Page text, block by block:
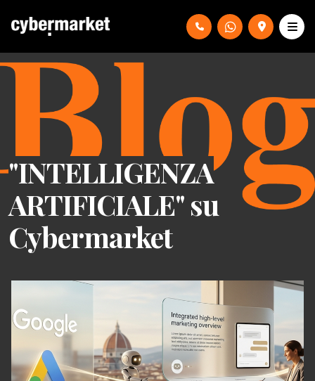
"INTELLIGENZA
ARTIFICIALE" su
Cybermarket